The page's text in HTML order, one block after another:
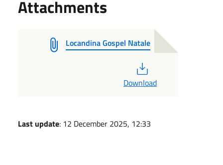
Attachments
Locandina Gospel Natale
Download
Last update: 12 December 2025, 12:33